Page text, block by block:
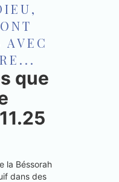
AVEC
que
la Béssorah
dans des